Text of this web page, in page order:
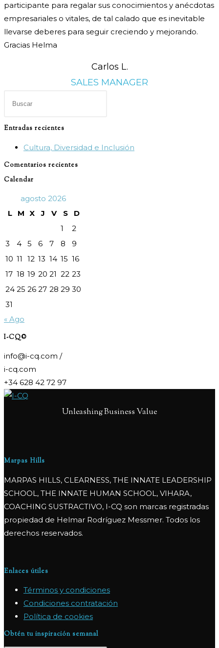
participante para regalar sus conocimientos y anécdotas
empresariales o vitales, de tal calado que es inevitable
llevarse deberes para seguir creciendo y mejorando.
Gracias Helma
Carlos L.
SALES MANAGER
el
Entradas recientes
Cultura, Diversidad e Inclusión
Comentarios recientes
Calendar
agosto 2026
L
M X J V S
D
1
2
3
4 5 6 7 8
9
10 11 12 13 14 15 16
17 18 19 20 21 22 23
24 25 26 27 28 29 30
31
« Ago
I-CQ©
info@i-cq.com /
i-cq.com
+34 628 42 72 97
Unleashing Business Value
Marpas Hills
MARPAS HILLS, CLEARNESS, THE INNATE LEADERSHIP
SCHOOL, THE INNATE HUMAN SCHOOL, VIHARA,
COACHING SUSTRACTIVO, I-CQ son marcas registradas
propiedad de Helmar Rodríguez Messmer. Todos los
derechos reservados.
Enlaces útiles
Términos y condiciones
Condiciones contratación
Política de cookies
Obtén tu inspiración semanal